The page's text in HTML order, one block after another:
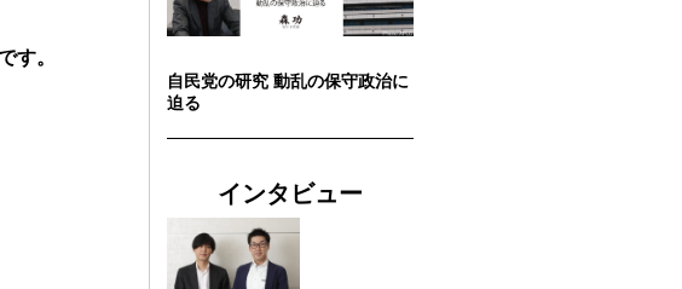
す。
自民党の研究 動乱の保守政治に
迫る
インタビュー